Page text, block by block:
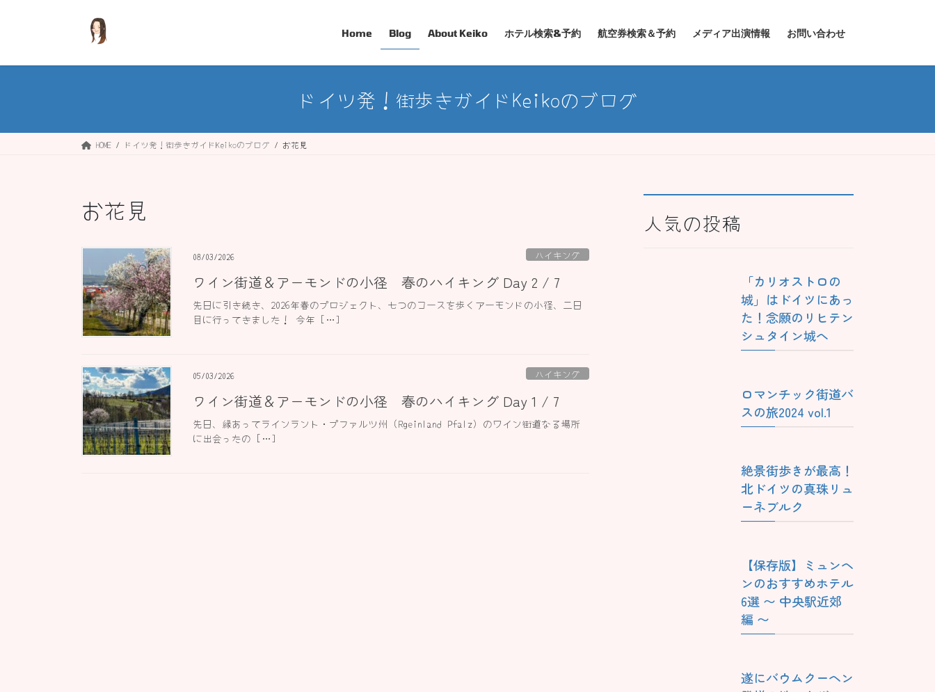
Home Blog About Keiko ホテル検索&予約 航空券検索＆予約 メディア出演情報 お問い合わせ
ドイツ発！街歩きガイドKeikoのブログ
HOME ドイツ発！街歩きガイドKeikoのブログ お花見
お花見
08/03/2026 ハイキング
ワイン街道＆アーモンドの小径 春のハイキング Day 2 / 7
先日に引き続き、2026年春のプロジェクト、七つのコースを歩くアーモンドの小径、二日
目に行ってきました！ 今年 […]
05/03/2026 ハイキング
ワイン街道＆アーモンドの小径 春のハイキング Day 1 / 7
先日、縁あってラインラント・プファルツ州 (Rgeinland Pfalz) のワイン街道なる場所
に出会ったの […]
人気の投稿
「カリオストロの
城」はドイツにあっ
た！念願のリヒテン
シュタイン城へ
ロマンチック街道バ
スの旅2024 vol.1
絶景街歩きが最高！
北ドイツの真珠リュ
ーネブルク
【保存版】ミュンヘ
ンのおすすめホテル
6選 〜 中央駅近郊
編 〜
遂にバウムクーヘン